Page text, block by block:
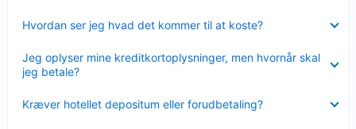
Hvordan ser jeg hvad det kommer til at koste?
Jeg oplyser mine kreditkortoplysninger, men hvornår skal
jeg betale?
Kræver hotellet depositum eller forudbetaling?